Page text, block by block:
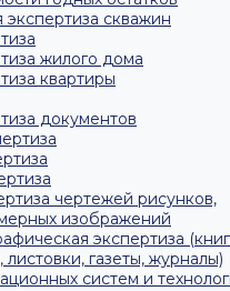
экспертиза скважин
жилого дома
квартиры
документов
чертежей рисунков,
изображений
экспертиза
газеты, журналы)
систем и